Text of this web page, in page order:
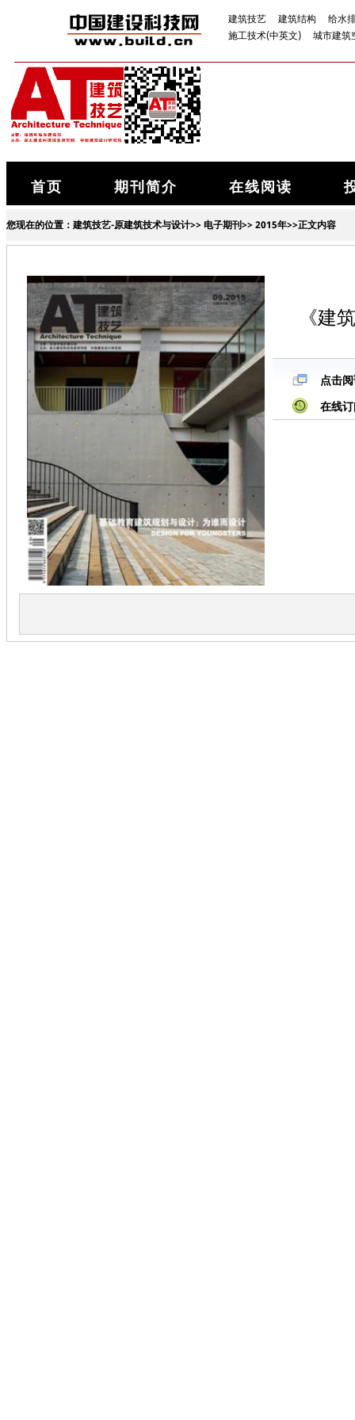
建筑技艺 建筑结构
给水
施工技术(中英文)
城市建筑
首页 期刊简介 在线阅读
您现在的位置： 建筑技艺-原建筑技术与设计>>电子期刊>>2015年>>正文内容
《建
点击
在线